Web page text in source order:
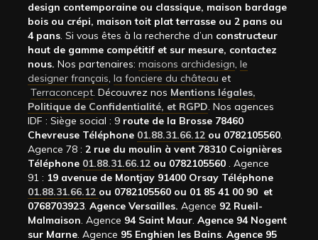
design contemporaine ou classique, maison bardage
bois ou crépi, maison toit plat terrasse ou 2 pans ou
4 pans. Si vous êtes à la recherche d’un constructeur
haut de gamme compétitif et sur mesure, contactez
nous. Nos partenaires: maisons archidesign, le
designer français, la fonciere du château et
Terraconcept. Découvrez nos Mentions légales,
Politique de Confidentialité, et RGPD. Nos agences
IDF : Siège social : 9 route de la Brosse 78460
Chevreuse Téléphone 01.88.31.66.12 ou 0782105560.
Agence 78 : 2 rue du moulin à vent 78310 Coignières
Téléphone 01.88.31.66.12 ou 0782105560 . Agence
91 : 19 avenue de Montjay 91400 Orsay Téléphone
01.88.31.66.12 ou 0782105560 ou 01 85 41 00 90 et
0768703923. Agence Versailles. Agence 92 Rueil-
Malmaison. Agence 94 Saint Maur. Agence 94 Nogent
sur Marne. Agence 95 Enghien les Bains. Agence 95